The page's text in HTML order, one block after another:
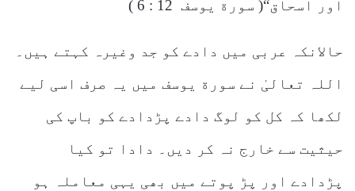
اور اسحاق“( سورة یوسف 12 : 6 )
حالانکہ عربی میں دادے کو جد وغیرہ کہتے ہیں۔
اللہ تعالیٰ نے سورة یوسف میں یہ صرف اسی لیے
لکھا کہ کل کو لوگ دادے پڑدادے کو باپ کی
حیثیت سے خارج نہ کر دیں۔ دادا تو کیا
پڑدادے اور پڑ پوتے میں بھی یہی معاملہ ہو